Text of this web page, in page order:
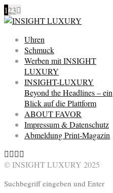
123
Uhren
Schmuck
Werben mit INSIGHT
LUXURY
INSIGHT-LUXURY
Beyond the Headlines – ein
Blick auf die Plattform
ABOUT FAVOR
Impressum & Datenschutz
Abmeldung Print-Magazin
© INSIGHT LUXURY 2025
Suchbegriff eingeben und Enter